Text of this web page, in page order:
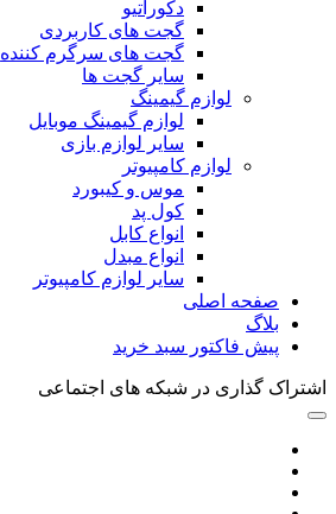
دکوراتیو
گجت های کاربردی
گجت های سرگرم کننده
سایر گجت ها
لوازم گیمینگ
لوازم گیمینگ موبایل
سایر لوازم بازی
لوازم کامپیوتر
موس و کیبورد
کول پد
انواع کابل
انواع مبدل
سایر لوازم کامپیوتر
صفحه اصلی
بلاگ
پیش فاکتور سبد خرید
اشتراک گذاری در شبکه های اجتماعی